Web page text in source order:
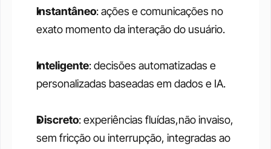
Instantâneo: ações e comunicações no
exato momento da interação do usuário.
Inteligente: decisões automatizadas e
personalizadas baseadas em dados e IA.
Discreto: experiências fluídas,não invaiso,
sem fricção ou interrupção, integradas ao